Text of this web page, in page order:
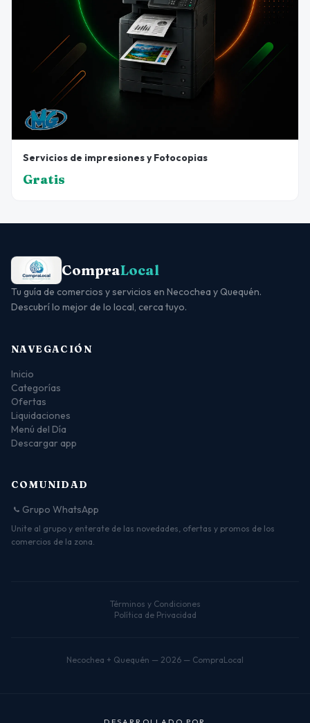
Servicios de impresiones y Fotocopias
Gratis
CompraLocal
Tu guía de comercios y servicios en Necochea y Quequén.
Descubrí lo mejor de lo local, cerca tuyo.
NAVEGACIÓN
Inicio
Categorías
Ofertas
Liquidaciones
Menú del Día
Descargar app
COMUNIDAD
Grupo WhatsApp
Unite al grupo y enterate de las novedades, ofertas y promos de los
comercios de la zona.
Términos y Condiciones
Política de Privacidad
Necochea + Quequén — 2026 — CompraLocal